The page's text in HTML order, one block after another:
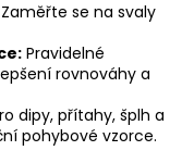
Zaměřte se na svaly
Pravidelné
rovnováhy a
dipy, přítahy, šplh a
pohybové vzorce.